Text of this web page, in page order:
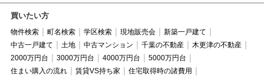
買いたい方
物件検索 町名検索 学区検索 現地販売会
新築一戸建て
中古一戸建て
土地 中古マンション 千葉の不動産
木更津の不動産
2000万円台
3000万円台 4000万円台
5000万円台
住まい購入の流れ
賃貸VS持ち家
住宅取得時の諸費用